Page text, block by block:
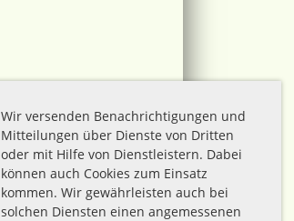
Wir versenden Benachrichtigungen und
Mitteilungen über Dienste von Dritten
oder mit Hilfe von Dienstleistern. Dabei
können auch Cookies zum Einsatz
kommen. Wir gewährleisten auch bei
solchen Diensten einen angemessenen